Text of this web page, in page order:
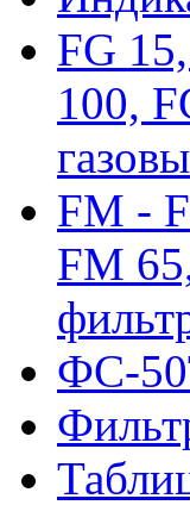
FG
100,
FM -
FM
ФС-